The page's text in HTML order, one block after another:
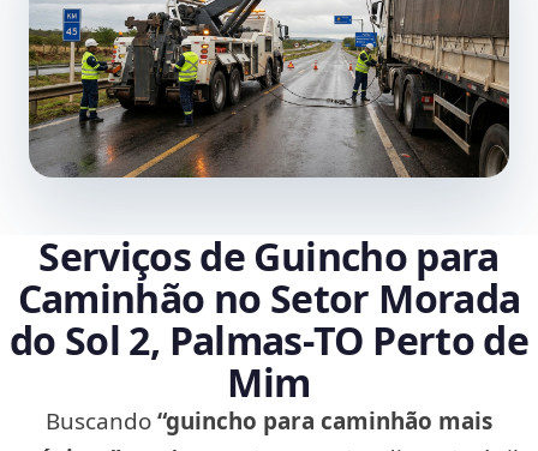
Serviços de Guincho para
Caminhão no Setor Morada
do Sol 2, Palmas‑TO Perto de
Mim
Buscando“guincho para caminhão mais